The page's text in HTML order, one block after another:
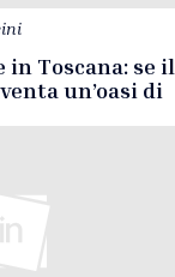
in Toscana: se il
un’oasi di